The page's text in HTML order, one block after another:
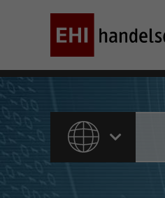
ALLE INHALTE